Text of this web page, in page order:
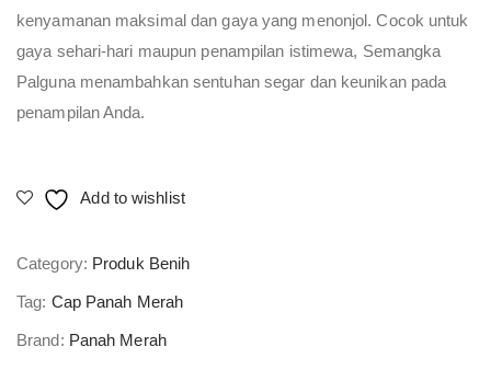
kenyamanan maksimal dan gaya yang menonjol. Cocok untuk
gaya sehari-hari maupun penampilan istimewa, Semangka
Palguna menambahkan sentuhan segar dan keunikan pada
penampilan Anda.
Add to wishlist
Category: Produk Benih
Tag: Cap Panah Merah
Brand: Panah Merah